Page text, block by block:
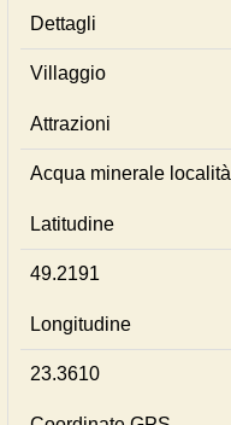
Dettagli
Villaggio
Attrazioni
Acqua minerale località
Latitudine
49.2191
Longitudine
23.3610